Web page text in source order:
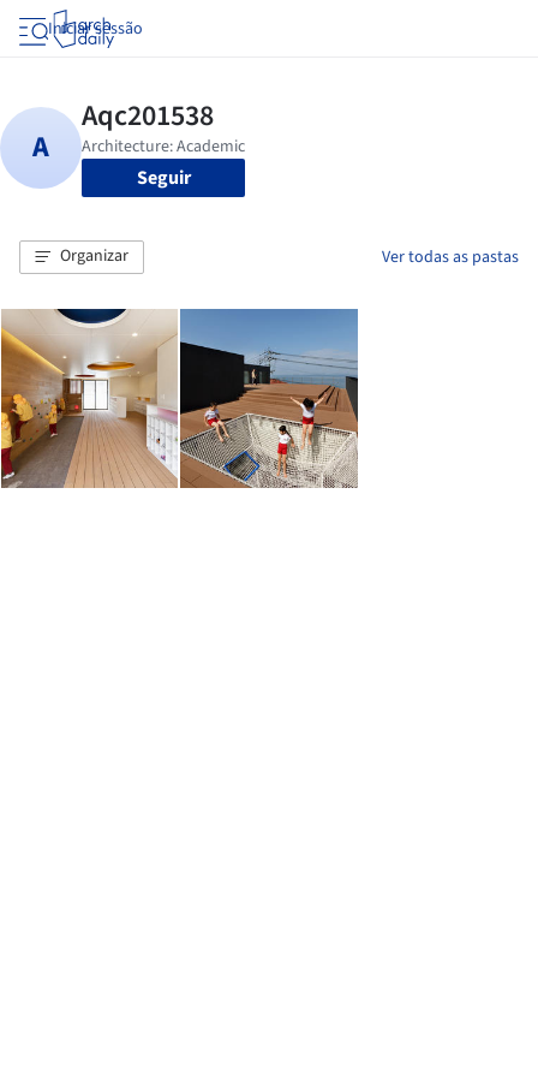
Iniciar sessão
Seguir
Organizar Ver todas as pastas